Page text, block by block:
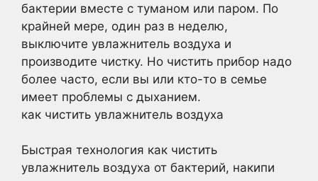
бактерии вместе с туманом или паром. По
крайней мере, один раз в неделю,
выключите увлажнитель воздуха и
производите чистку. Но чистить прибор надо
более часто, если вы или кто-то в семье
имеет проблемы с дыханием.
как чистить увлажнитель воздуха
Быстрая технология как чистить
увлажнитель воздуха от бактерий, накипи